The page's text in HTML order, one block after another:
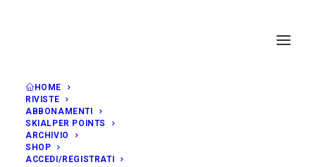
HOME
RIVISTE
ABBONAMENTI
SKIALPER POINTS
ARCHIVIO
SHOP
ACCEDI/REGISTRATI